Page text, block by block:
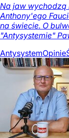
Na jaw wychodzą
Anthony'ego
na świecie. O
"Antysystemie"
AntysystemOpinie